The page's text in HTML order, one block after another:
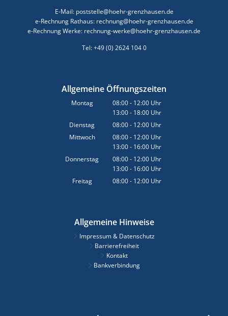
E-Mail: poststelle@hoehr-grenzhausen.de
e-Rechnung Rathaus: rechnung@hoehr-grenzhausen.de
e-Rechnung Werke: rechnung-werke@hoehr-grenzhausen.de
Tel: +49 (0) 2624 104 0
Allgemeine Öffnungszeiten
Montag 08:00- 12:00 Uhr
Von 08:00 bis 12:00 Uhr
13:00- 18:00 Uhr
Von 13:00 bis 18:00 Uhr
Dienstag 08:00- 12:00 Uhr
Von 08:00 bis 12:00 Uhr
Mittwoch 08:00- 12:00 Uhr
Von 08:00 bis 12:00 Uhr
13:00- 16:00 Uhr
Von 13:00 bis 16:00 Uhr
Donnerstag 08:00- 12:00 Uhr
Von 08:00 bis 12:00 Uhr
13:00- 16:00 Uhr
Von 13:00 bis 16:00 Uhr
Freitag 08:00- 12:00 Uhr
Allgemeine Hinweise
Impressum & Datenschutz
Barrierefreiheit
Kontakt
Bankverbindung